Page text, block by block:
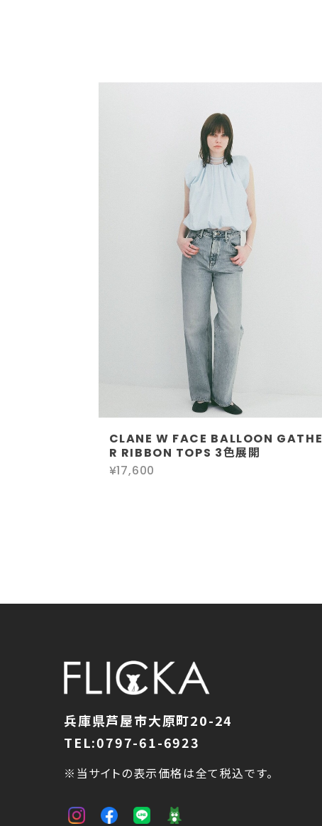
CLANE W FACE BALLOON GATHE
R RIBBON TOPS 3色展開
¥17,600
兵庫県芦屋市大原町20-24
TEL:0797-61-6923
※当サイトの表示価格は全て税込です。